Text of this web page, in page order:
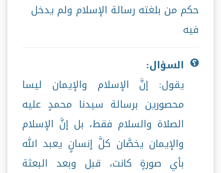
حكم من بلغته رسالة الإسلام ولم يدخل
فيه
السؤال:
يقول: إنَّ الإسلام والإيمان ليسا
محصورين برسالة سيدنا محمدٍ عليه
الصلاة والسلام فقط، بل إنَّ الإسلام
والإيمان يخصَّان كلَّ إنسانٍ يعبد الله
بأي صورةٍ كانت، قبل وبعد البعثة